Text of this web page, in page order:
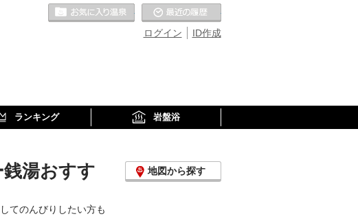
ID作成
ログイン
お気に入りの温泉
ランキング 岩盤浴
湯おすす
地図から探す
てのんびりしたい方も